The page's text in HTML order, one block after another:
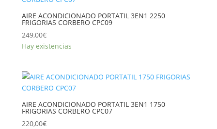
AIRE ACONDICIONADO PORTATIL 3EN1 2250
FRIGORIAS CORBERO CPC09
249,00€
Hay existencias
AIRE ACONDICIONADO PORTATIL 3EN1 1750
FRIGORIAS CORBERO CPC07
220,00€